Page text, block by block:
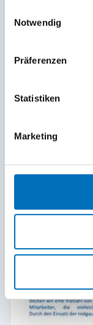
Notwendig
Präferenzen
Statistiken
Marketing